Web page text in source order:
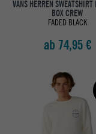
VANS HERREN SWEATSHIRT
BOX CREW
FADED BLACK
ab 74,95 €